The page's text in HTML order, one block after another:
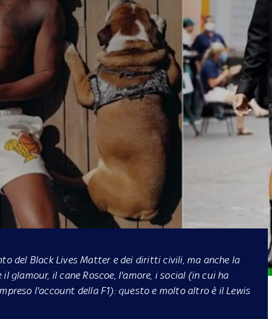
del Black Lives Matter e dei diritti civili, ma anche la
glamour, il cane Roscoe, l'amore, i social (in cui ha
l'account della F1): questo e molto altro è il Lewis